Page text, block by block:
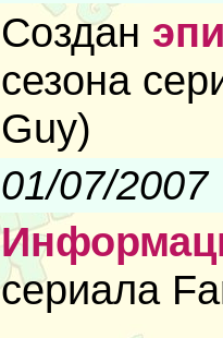
Создан
сезона
Guy)
01/07/2007
сериала